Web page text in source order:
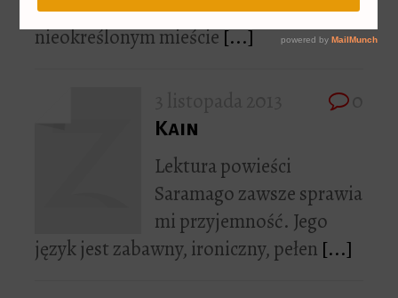
współczesnej kondycji ludzkiej. W bliżej
nieokreślonym mieście[...]
Kain
Lektura powieści
Saramago zawsze sprawia
mi przyjemność. Jego
język jest zabawny, ironiczny, pełen [...]